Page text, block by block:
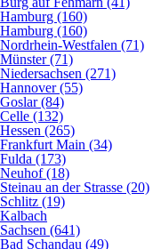
Hamburg (160)
Hamburg (160)
Nordrhein-Westfalen (71)
Münster (71)
Niedersachsen (271)
Hannover (55)
Goslar (84)
Celle (132)
Hessen (265)
Frankfurt Main (34)
Fulda (173)
Neuhof (18)
Steinau an der Strasse (20)
Schlitz (19)
Kalbach
Sachsen (641)
Bad Schandau (49)